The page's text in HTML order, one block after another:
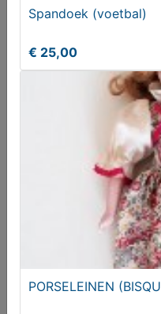
Red Bull RB19.
Spandoek (voetbal)
€ 25,00
PORSELEINEN